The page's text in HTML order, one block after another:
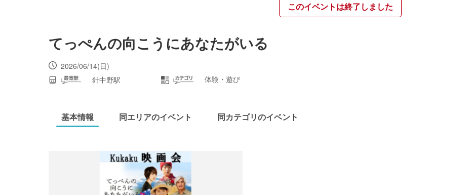
このイベントは終了しました
てっぺんの向こうにあなたがいる
2026/06/14(日)
針中野駅
体験・遊び
基本情報 同エリアのイベント 同カテゴリのイベント